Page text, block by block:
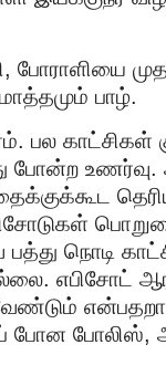
போராளியை
பாழ்.
பல
போன்ற
நொடி
எபிசோட்
போன